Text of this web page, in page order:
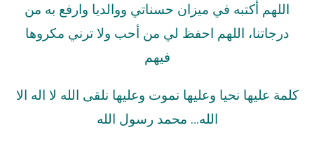
اللهم أكتبه في ميزان حسناتي ووالديا وارفع به من
درجاتنا، اللهم احفظ لي من أحب ولا ترني مكروها
فيهم
كلمة عليها نحيا وعليها نموت وعليها نلقى الله لا اله الا
الله… محمد رسول الله